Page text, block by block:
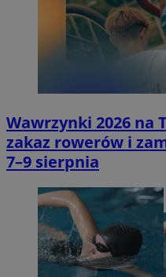
Wawrzynki 2026 na
zakaz rowerów i
7–9 sierpnia